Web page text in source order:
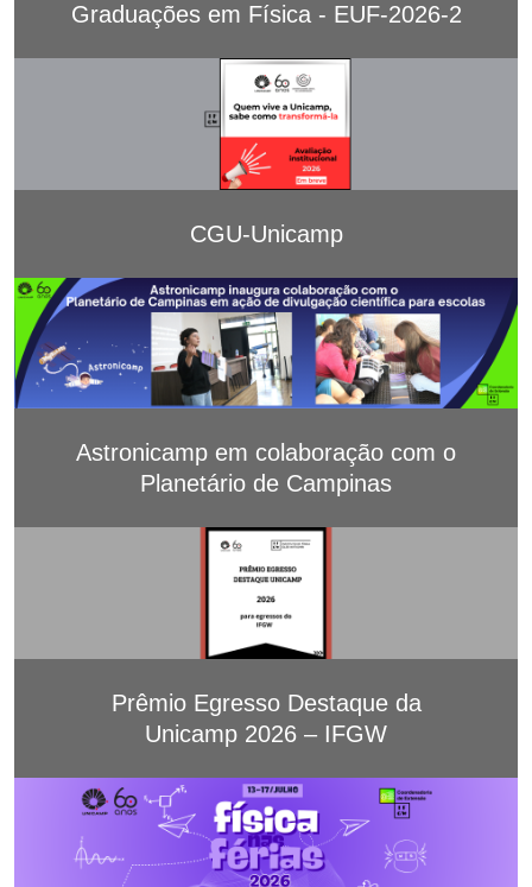
Graduações em Física - EUF-2026-2
CGU-Unicamp
Astronicamp em colaboração com o
Planetário de Campinas
Prêmio Egresso Destaque da
Unicamp 2026 – IFGW